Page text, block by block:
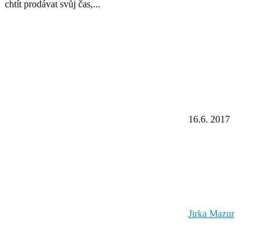
chtít prodávat svůj čas,...
16.6. 2017
Jirka Mazur